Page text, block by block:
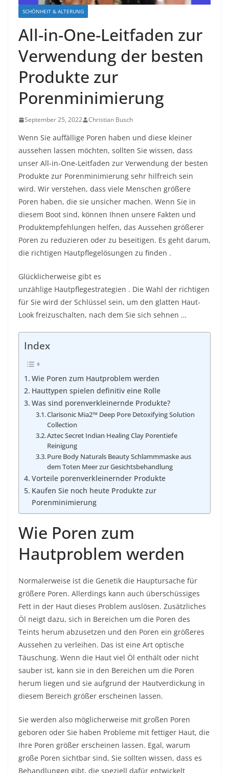
SCHÖNHEIT & ALTERUNG
All-in-One-Leitfaden zur
Verwendung der besten
Produkte zur
Porenminimierung
September 25, 2022 Christian Busch
Wenn Sie auffällige Poren haben und diese kleiner
aussehen lassen möchten, sollten Sie wissen, dass
unser All-in-One-Leitfaden zur Verwendung der besten
Produkte zur Porenminimierung sehr hilfreich sein
wird. Wir verstehen, dass viele Menschen größere
Poren haben, die sie unsicher machen. Wenn Sie in
diesem Boot sind, können Ihnen unsere Fakten und
Produktempfehlungen helfen, das Aussehen größerer
Poren zu reduzieren oder zu beseitigen. Es geht darum,
die richtigen Hautpflegelösungen zu finden .
Glücklicherweise gibt es
unzählige Hautpflegestrategien . Die Wahl der richtigen
für Sie wird der Schlüssel sein, um den glatten Haut-
Look freizuschalten, nach dem Sie sich sehnen …
Index
Wie Poren zum Hautproblem werden
Hauttypen spielen definitiv eine Rolle
Was sind porenverkleinernde Produkte?
Clarisonic Mia2™ Deep Pore Detoxifying Solution
Collection
Aztec Secret Indian Healing Clay Porentiefe
Reinigung
Pure Body Naturals Beauty Schlammmaske aus
dem Toten Meer zur Gesichtsbehandlung
Vorteile porenverkleinernder Produkte
Kaufen Sie noch heute Produkte zur
Porenminimierung
Wie Poren zum
Hautproblem werden
Normalerweise ist die Genetik die Hauptursache für
größere Poren. Allerdings kann auch überschüssiges
Fett in der Haut dieses Problem auslösen. Zusätzliches
Öl neigt dazu, sich in Bereichen um die Poren des
Teints herum abzusetzen und den Poren ein größeres
Aussehen zu verleihen. Das ist eine Art optische
Täuschung. Wenn die Haut viel Öl enthält oder nicht
sauber ist, kann sie in den Bereichen um die Poren
herum liegen und sie aufgrund der Hautverdickung in
diesem Bereich größer erscheinen lassen.
Sie werden also möglicherweise mit großen Poren
geboren oder Sie haben Probleme mit fettiger Haut, die
Ihre Poren größer erscheinen lassen. Egal, warum
große Poren sichtbar sind, Sie sollten wissen, dass es
Behandlungen gibt, die speziell dafür entwickelt